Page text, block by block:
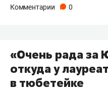
Комментарии 0
«Очень рада за
откуда у
в тюбетейке